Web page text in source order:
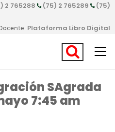
2 765288 (75) 2 765289
(75)
Plataforma Libro Digital
SAgrada
7:45 am